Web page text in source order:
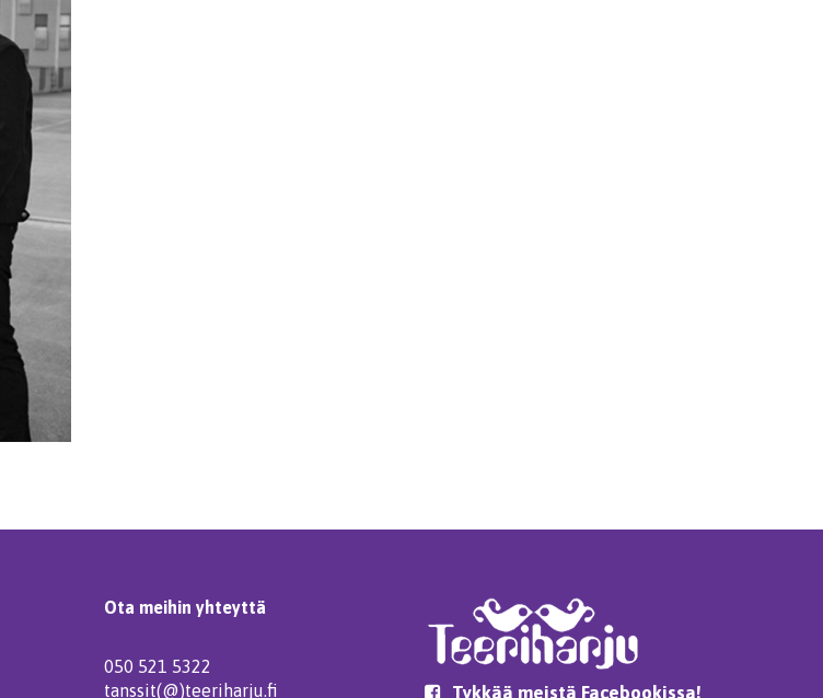
Ota meihin yhteyttä
050 521 5322
tanssit(@)teeriharju.fi
Tykkää meistä Facebookissa!